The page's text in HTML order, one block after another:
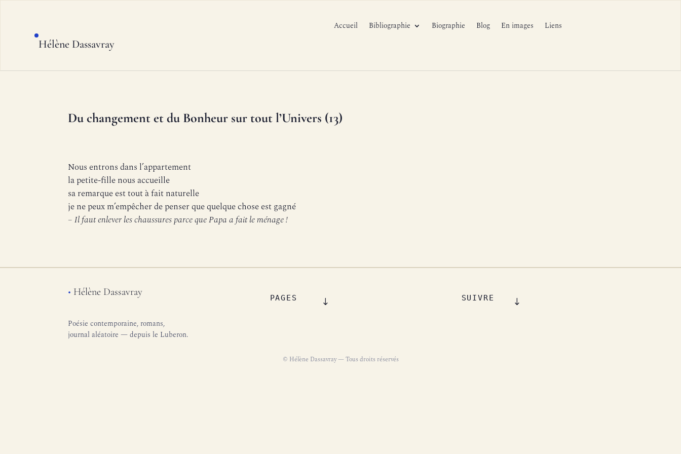
Hélène Dassavray
Accueil Bibliographie Biographie Blog En images Liens
Du changement et du Bonheur sur tout l’Univers (13)
Nous entrons dans l’appartement
la petite-fille nous accueille
sa remarque est tout à fait naturelle
je ne peux m’empêcher de penser que quelque chose est gagné
– Il faut enlever les chaussures parce que Papa a fait le ménage !
• Hélène Dassavray
Poésie contemporaine, romans,
journal aléatoire — depuis le Luberon.
PAGES SUIVRE
© Hélène Dassavray — Tous droits réservés